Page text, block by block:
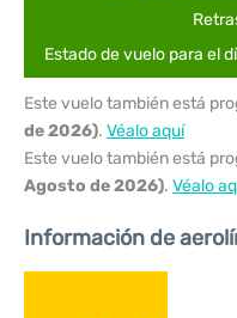
Estado de vuelo para el
Este vuelo también está
de 2026). Véalo aquí
Este vuelo también está
Agosto de 2026). Véalo
Información de